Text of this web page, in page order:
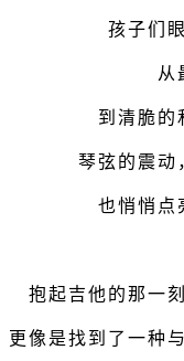
孩子们
从
到清脆的
琴弦的震动
也悄悄点
抱起吉他的那一
更像是找到了一种